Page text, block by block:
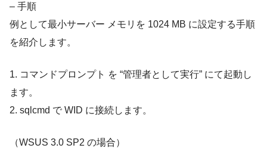
– 手順
例として最小サーバー メモリを 1024 MB に設定する手順
を紹介します。
1. コマンドプロンプト を “管理者として実行” にて起動し
ます。
2. sqlcmd で WID に接続します。
（WSUS 3.0 SP2 の場合）